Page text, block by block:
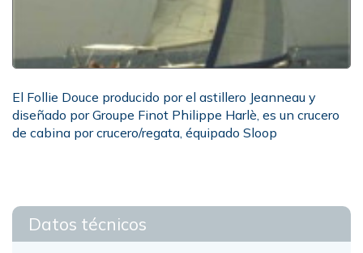
El Follie Douce producido por el astillero Jeanneau y
diseñado por Groupe Finot Philippe Harlè, es un crucero
de cabina por crucero/regata, équipado Sloop
Datos técnicos